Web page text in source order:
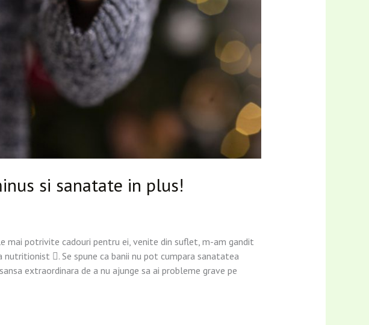
si sanatate in plus!
mai potrivite cadouri pentru ei, venite din suflet, m-am gandit
. Se spune ca banii nu pot cumpara sanatatea
extraordinara de a nu ajunge sa ai probleme grave pe